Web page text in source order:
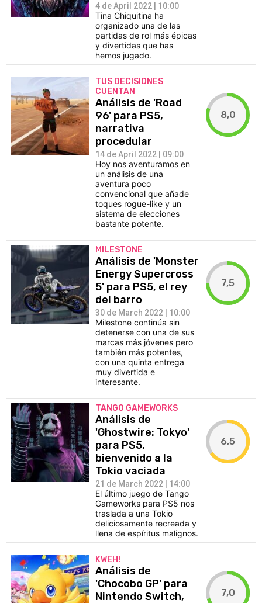
4 de April 2022 | 10:00
Tina Chiquitina ha
organizado una de las
partidas de rol más épicas
y divertidas que has
hemos jugado.
TUS DECISIONES
CUENTAN
Análisis de 'Road
96' para PS5,
narrativa
procedular
14 de April 2022 | 09:00
Hoy nos aventuramos en
un análisis de una
aventura poco
convencional que añade
toques rogue-like y un
sistema de elecciones
bastante potente.
8,0
MILESTONE
Análisis de 'Monster
Energy Supercross
5' para PS5, el rey
del barro
30 de March 2022 | 10:00
Milestone continúa sin
detenerse con una de sus
marcas más jóvenes pero
también más potentes,
con una quinta entrega
muy divertida e
interesante.
7,5
TANGO GAMEWORKS
Análisis de
'Ghostwire: Tokyo'
para PS5,
bienvenido a la
Tokio vaciada
21 de March 2022 | 14:00
El último juego de Tango
Gameworks para PS5 nos
traslada a una Tokio
deliciosamente recreada y
llena de espíritus malignos.
6,5
KWEH!
Análisis de
'Chocobo GP' para
Nintendo Switch,
7,0